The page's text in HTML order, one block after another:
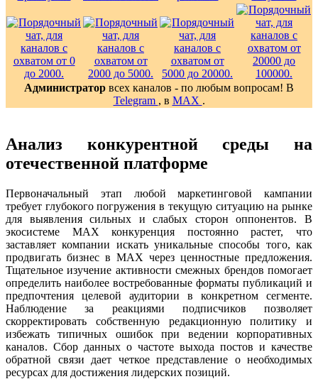
Администратор всех каналов - по любым вопросам! В
Telegram , в MAX .
Анализ конкурентной среды на
отечественной платформе
Первоначальный этап любой маркетинговой кампании
требует глубокого погружения в текущую ситуацию на рынке
для выявления сильных и слабых сторон оппонентов. В
экосистеме MAX конкуренция постоянно растет, что
заставляет компании искать уникальные способы того, как
продвигать бизнес в MAX через ценностные предложения.
Тщательное изучение активности смежных брендов помогает
определить наиболее востребованные форматы публикаций и
предпочтения целевой аудитории в конкретном сегменте.
Наблюдение за реакциями подписчиков позволяет
скорректировать собственную редакционную политику и
избежать типичных ошибок при ведении корпоративных
каналов. Сбор данных о частоте выхода постов и качестве
обратной связи дает четкое представление о необходимых
ресурсах для достижения лидерских позиций.